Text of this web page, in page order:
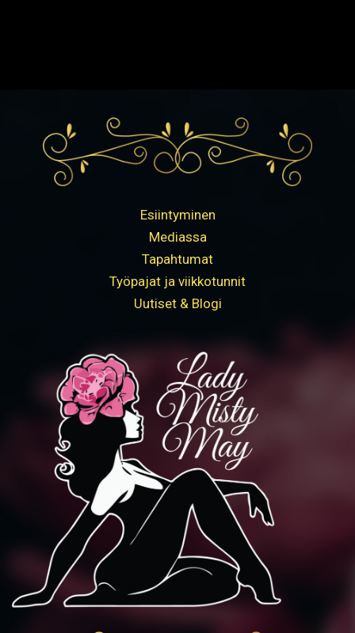
Esiintyminen
Mediassa
Tapahtumat
Työpajat ja viikkotunnit
Uutiset & Blogi